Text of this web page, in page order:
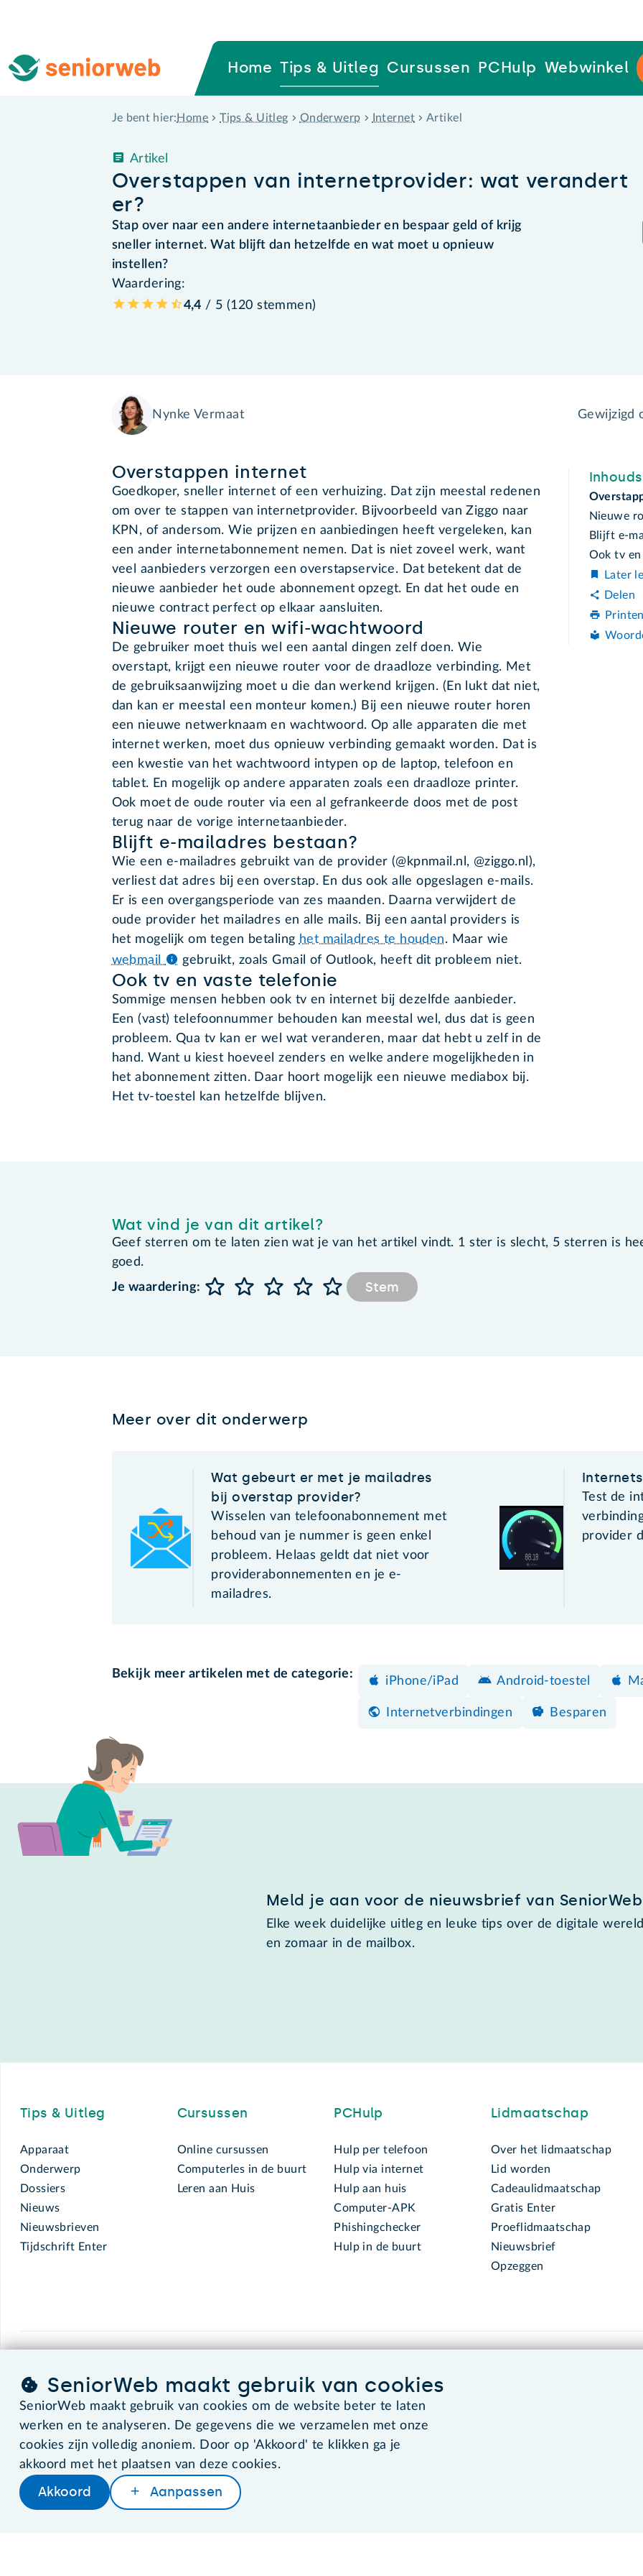
Home Tips & Uitleg Cursussen PCHulp Webwinkel
Je bent hier: Home Tips & Uitleg Onderwerp Internet Artikel
Overstappen van internetprovider: wat verandert
er?
Artikel
Stap over naar een andere internetaanbieder en bespaar geld of krijg
sneller internet. Wat blijft dan hetzelfde en wat moet u opnieuw
instellen?
Waardering:
4,4 / 5 (120 stemmen)
Nynke Vermaat Gewijzigd
Overstappen internet
Goedkoper, sneller internet of een verhuizing. Dat zijn meestal redenen
om over te stappen van internetprovider. Bijvoorbeeld van Ziggo naar
KPN, of andersom. Wie prijzen en aanbiedingen heeft vergeleken, kan
een ander internetabonnement nemen. Dat is niet zoveel werk, want
veel aanbieders verzorgen een overstapservice. Dat betekent dat de
nieuwe aanbieder het oude abonnement opzegt. En dat het oude en
nieuwe contract perfect op elkaar aansluiten.
Nieuwe router en wifi-wachtwoord
De gebruiker moet thuis wel een aantal dingen zelf doen. Wie
overstapt, krijgt een nieuwe router voor de draadloze verbinding. Met
de gebruiksaanwijzing moet u die dan werkend krijgen. (En lukt dat niet,
dan kan er meestal een monteur komen.) Bij een nieuwe router horen
een nieuwe netwerknaam en wachtwoord. Op alle apparaten die met
internet werken, moet dus opnieuw verbinding gemaakt worden. Dat is
een kwestie van het wachtwoord intypen op de laptop, telefoon en
tablet. En mogelijk op andere apparaten zoals een draadloze printer.
Ook moet de oude router via een al gefrankeerde doos met de post
terug naar de vorige internetaanbieder.
Blijft e-mailadres bestaan?
Wie een e-mailadres gebruikt van de provider (@kpnmail.nl, @ziggo.nl),
verliest dat adres bij een overstap. En dus ook alle opgeslagen e-mails.
Er is een overgangsperiode van zes maanden. Daarna verwijdert de
oude provider het mailadres en alle mails. Bij een aantal providers is
het mogelijk om tegen betaling het mailadres te houden. Maar wie
webmail
gebruikt, zoals Gmail of Outlook, heeft dit probleem niet.
Ook tv en vaste telefonie
Sommige mensen hebben ook tv en internet bij dezelfde aanbieder.
Een (vast) telefoonnummer behouden kan meestal wel, dus dat is geen
probleem. Qua tv kan er wel wat veranderen, maar dat hebt u zelf in de
hand. Want u kiest hoeveel zenders en welke andere mogelijkheden in
het abonnement zitten. Daar hoort mogelijk een nieuwe mediabox bij.
Het tv-toestel kan hetzelfde blijven.
Nieuwe
Blijft e-
Ook tv
Later
Delen
Wat vind je van dit artikel?
Geef sterren om te laten zien wat je van het artikel vindt. 1 ster is slecht, 5 sterren is
goed.
Je waardering:
Stem
Meer over dit onderwerp
Wat gebeurt er met je mailadres
bij overstap provider?
Wisselen van telefoonabonnement met
behoud van je nummer is geen enkel
probleem. Helaas geldt dat niet voor
providerabonnementen en je e-
mailadres.
Test de
provider
Bekijk meer artikelen met de categorie:
iPhone/iPad Android-toestel
Internetverbindingen Besparen
Meld je aan voor de nieuwsbrief van SeniorWeb
Elke week duidelijke uitleg en leuke tips over de digitale
en zomaar in de mailbox.
Tips & Uitleg
Apparaat
Onderwerp
Dossiers
Nieuws
Nieuwsbrieven
Tijdschrift Enter
Cursussen
Online cursussen
Computerles in de buurt
Leren aan Huis
PCHulp
Hulp per telefoon
Hulp via internet
Hulp aan huis
Computer-APK
Phishingchecker
Hulp in de buurt
Lidmaatschap
Over het lidmaatschap
Lid worden
Cadeaulidmaatschap
Gratis Enter
Proeflidmaatschap
Nieuwsbrief
Opzeggen
©2026 SeniorWeb
SeniorWeb maakt gebruik van cookies
SeniorWeb maakt gebruik van cookies om de website beter te laten
werken en te analyseren. De gegevens die we verzamelen met onze
cookies zijn volledig anoniem. Door op 'Akkoord' te klikken ga je
akkoord met het plaatsen van deze cookies.
Akkoord Aanpassen